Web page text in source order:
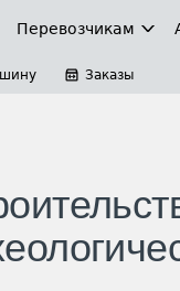
Перевозчикам
Заказы